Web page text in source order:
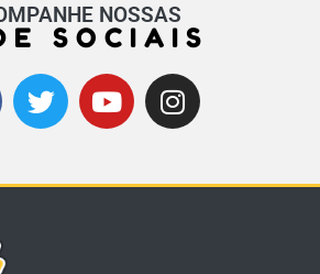
NOSSAS
SOCIAIS